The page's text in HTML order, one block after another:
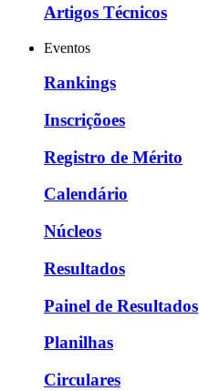
Artigos Técnicos
Eventos
Rankings
Inscriçõoes
Registro de Mérito
Calendário
Núcleos
Resultados
Painel de Resultados
Planilhas
Circulares